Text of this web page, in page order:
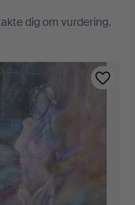
dig om vurdering.